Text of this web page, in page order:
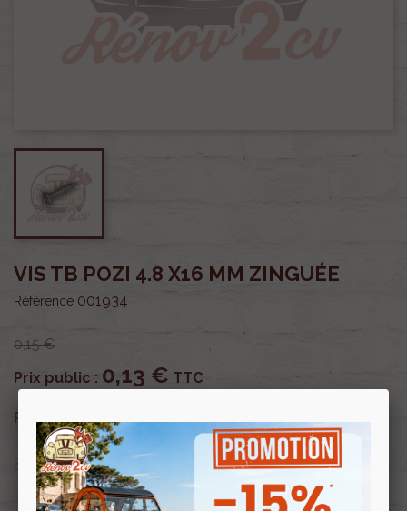
VIS TB POZI 4.8 X16 MM ZINGUÉE
Référence 001934
0,15 €
Prix public : 0,13 € TTC
Prix club
OU PAYER EN